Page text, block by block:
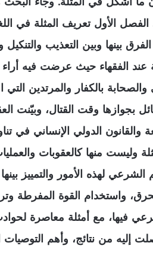
الأول تعريف المثلة في
بينها وبين التعذيب
عند الفقهاء حيث عرضت فيه
والصحابة بالكفار والمرتدين
بجوازها وقت القتال، وبيّنت
والقانون الدولي الإنساني في
وليست منها كالعقوبات
الشرعي لهذه الأمور والتمييز
واستخدام القوة المفرطة
فيها، مع أمثلة معاصرة
إليه من نتائج، وأهم